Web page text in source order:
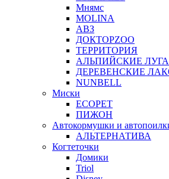
Мнямс
MOLINA
АВЗ
ДОКТОРZOO
ТЕРРИТОРИЯ
АЛЬПИЙСКИЕ
ДЕРЕВЕНСКИЕ
NUNBELL
Миски
ECOPET
ПИЖОН
Автокормушки и
АЛЬТЕРНАТИВА
Когтеточки
Домики
Triol